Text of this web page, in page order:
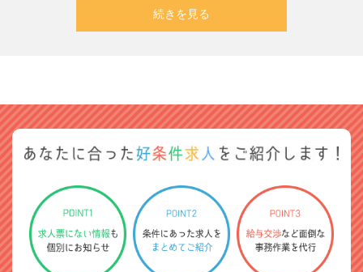
続きを見る